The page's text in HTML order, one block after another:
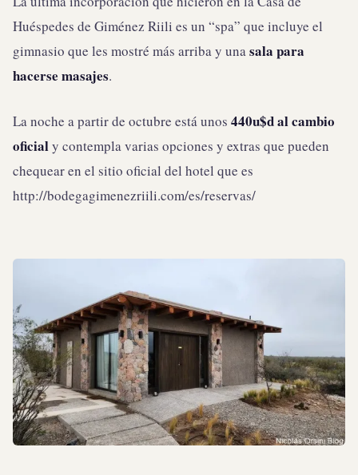
Huéspedes de Giménez Riili es un “spa” que incluye el
gimnasio que les mostré más arriba y unasala para
hacerse masajes.
La noche a partir de octubre está unos 440u$d al cambio
oficialy contempla varias opciones y extras que pueden
chequear en el sitio oficial del hotel que es
http://bodegagimenezriili.com/es/reservas/